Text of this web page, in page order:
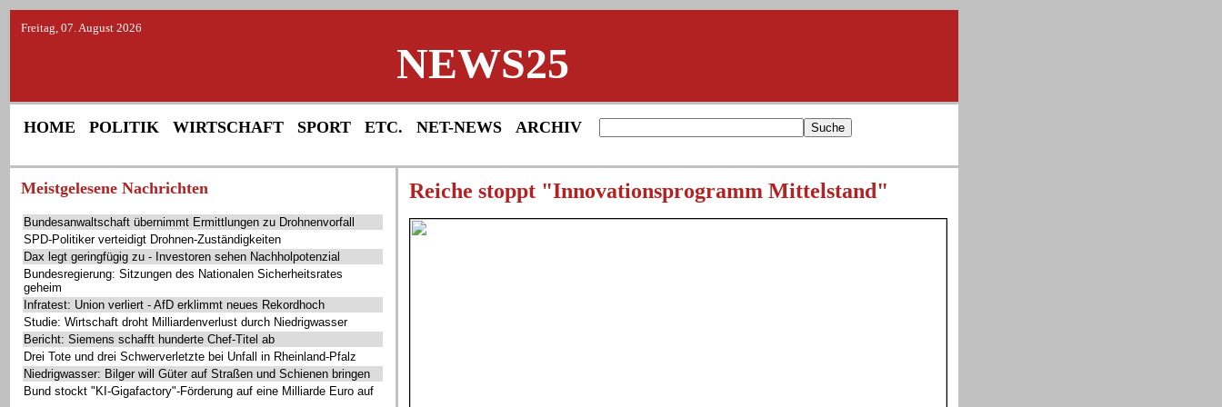
Freitag, 07. August 2026
NEWS25
HOME POLITIK WIRTSCHAFT SPORT ETC. NET-NEWS ARCHIV
Meistgelesene Nachrichten
Bundesanwaltschaft übernimmt Ermittlungen zu Drohnenvorfall
SPD-Politiker verteidigt Drohnen-Zuständigkeiten
Dax legt geringfügig zu - Investoren sehen Nachholpotenzial
Bundesregierung: Sitzungen des Nationalen Sicherheitsrates
geheim
Infratest: Union verliert - AfD erklimmt neues Rekordhoch
Studie: Wirtschaft droht Milliardenverlust durch Niedrigwasser
Bericht: Siemens schafft hunderte Chef-Titel ab
Drei Tote und drei Schwerverletzte bei Unfall in Rheinland-Pfalz
Niedrigwasser: Bilger will Güter auf Straßen und Schienen bringen
Bund stockt "KI-Gigafactory"-Förderung auf eine Milliarde Euro auf
Reiche stoppt "Innovationsprogramm Mittelstand"